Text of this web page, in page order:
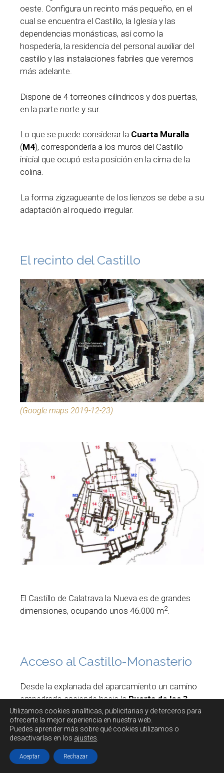
oeste. Configura un recinto más pequeño, en el
cual se encuentra el Castillo, la Iglesia y las
dependencias monásticas, así como la
hospedería, la residencia del personal auxiliar del
castillo y las instalaciones fabriles que veremos
más adelante.
Dispone de 4 torreones cilíndricos y dos puertas,
en la parte norte y sur.
Lo que se puede considerar la Cuarta Muralla
(M4), correspondería a los muros del Castillo
inicial que ocupó esta posición en la cima de la
colina.
La forma zigzagueante de los lienzos se debe a su
adaptación al roquedo irregular.
El recinto del Castillo
(Google maps 2019-12-23)
El Castillo de Calatrava la Nueva es de grandes
dimensiones, ocupando unos 46.000 m2.
Acceso al Castillo-Monasterio
Desde la explanada del aparcamiento un camino
empedrado asciende hacia laPuerta de los 3
arcos (1), situada en laprimera muralla(M1 ).
Utilizamos cookies analíticas, publicitarias y de terceros para
ofrecerte la mejor experiencia en nuestra web.
Puedes aprender más sobre qué cookies utilizamos o
desactivarlas en los ajustes
Aceptar Rechazar